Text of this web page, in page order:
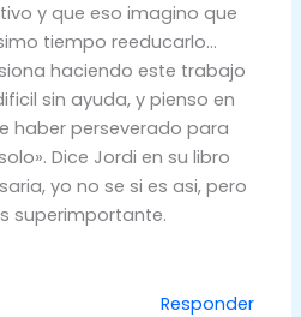
y que eso imagino que
tiempo reeducarlo…
haciendo este trabajo
sin ayuda, y pienso en
haber perseverado para
Dice Jordi en su libro
yo no se si es asi, pero
superimportante.
Responder